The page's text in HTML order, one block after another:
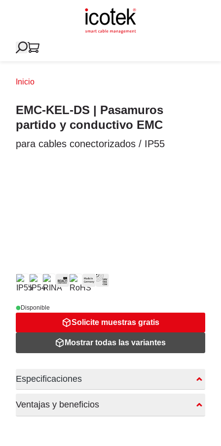
Inicio
EMC-KEL-DS | Pasamuros
partido y conductivo EMC
para cables conectorizados / IP55
Disponible
Solicite muestras gratis
Mostrar todas las variantes
Especificaciones
Ventajas y beneficios